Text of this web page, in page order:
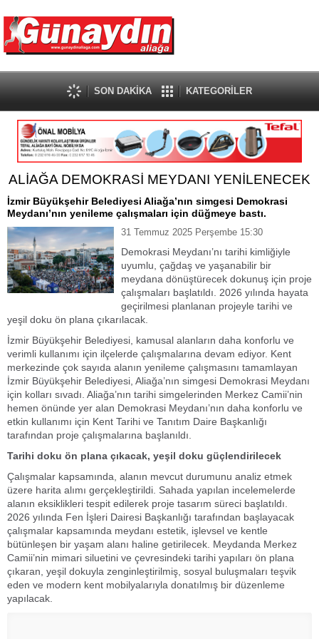
SON DAKİKA KATEGORİLER
ALİAĞA DEMOKRASİ MEYDANI YENİLENECEK
İzmir Büyükşehir Belediyesi Aliağa’nın simgesi Demokrasi
Meydanı’nın yenileme çalışmaları için düğmeye bastı.
31 Temmuz 2025 Perşembe 15:30
Demokrasi Meydanı’nı tarihi kimliğiyle
uyumlu, çağdaş ve yaşanabilir bir
meydana dönüştürecek dokunuş için proje
çalışmaları başlatıldı. 2026 yılında hayata
geçirilmesi planlanan projeyle tarihi ve
yeşil doku ön plana çıkarılacak.
İzmir Büyükşehir Belediyesi, kamusal alanların daha konforlu ve
verimli kullanımı için ilçelerde çalışmalarına devam ediyor. Kent
merkezinde çok sayıda alanın yenileme çalışmasını tamamlayan
İzmir Büyükşehir Belediyesi, Aliağa’nın simgesi Demokrasi Meydanı
için kolları sıvadı. Aliağa’nın tarihi simgelerinden Merkez Camii’nin
hemen önünde yer alan Demokrasi Meydanı’nın daha konforlu ve
etkin kullanımı için Kent Tarihi ve Tanıtım Daire Başkanlığı
tarafından proje çalışmalarına başlanıldı.
Tarihi doku ön plana çıkacak, yeşil doku güçlendirilecek
Çalışmalar kapsamında, alanın mevcut durumunu analiz etmek
üzere harita alımı gerçekleştirildi. Sahada yapılan incelemelerde
alanın eksiklikleri tespit edilerek proje tasarım süreci başlatıldı.
2026 yılında Fen İşleri Dairesi Başkanlığı tarafından başlayacak
çalışmalar kapsamında meydanı estetik, işlevsel ve kentle
bütünleşen bir yaşam alanı haline getirilecek. Meydanda Merkez
Camii’nin mimari siluetini ve çevresindeki tarihi yapıları ön plana
çıkaran, yeşil dokuyla zenginleştirilmiş, sosyal buluşmaları teşvik
eden ve modern kent mobilyalarıyla donatılmış bir düzenleme
yapılacak.